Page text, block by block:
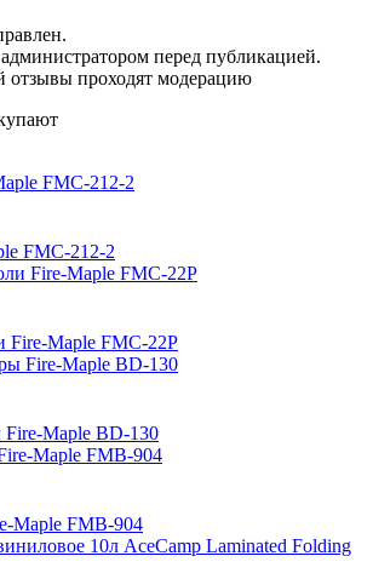
перед публикацией.
отзывы проходят модерацию
FMC-212-2
Fire-Maple FMC-22P
Maple BD-130
Maple FMB-904